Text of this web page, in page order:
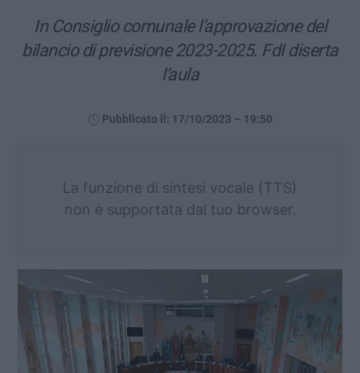
In Consiglio comunale l’approvazione del
bilancio di previsione 2023-2025. FdI diserta
l’aula
Pubblicato il: 17/10/2023 – 19:50
La funzione di sintesi vocale (TTS)
non è supportata dal tuo browser.